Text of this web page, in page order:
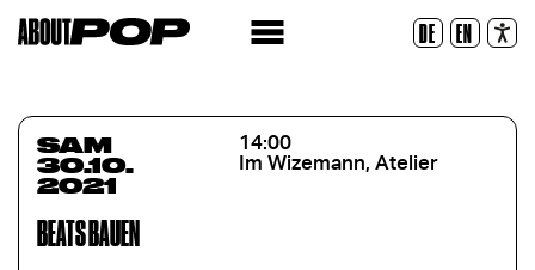
DE EN
Réinitialiser
SAM
30.10.
2021
14:00
Im Wizemann, Atelier
BEATS BAUEN